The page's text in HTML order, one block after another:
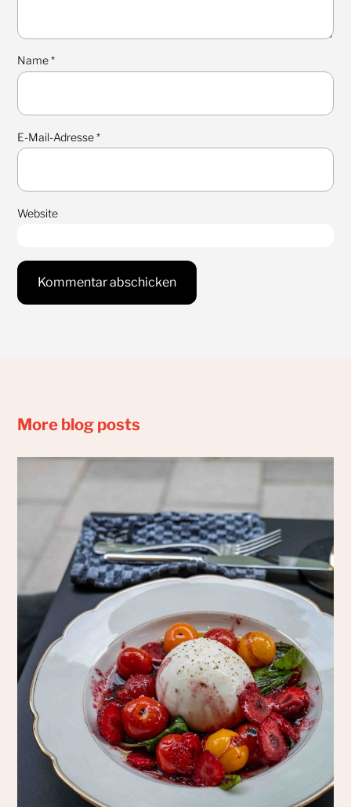
Name*
E-Mail-Adresse*
Website
More blog posts